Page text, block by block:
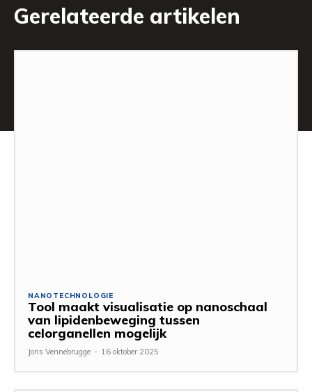
Gerelateerde artikelen
NANOTECHNOLOGIE
Tool maakt visualisatie op nanoschaal
van lipidenbeweging tussen
celorganellen mogelijk
Joris Vennebrugge - 16 oktober 2025